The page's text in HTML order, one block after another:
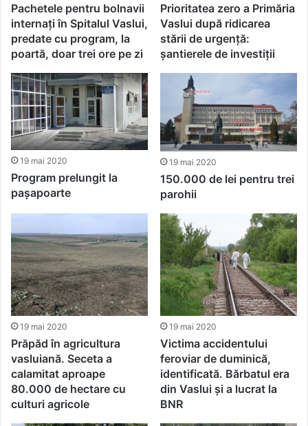
Pachetele pentru bolnavii
internați în Spitalul Vaslui,
predate cu program, la
poartă, doar trei ore pe zi
Prioritatea zero a Primăria
Vaslui după ridicarea
stării de urgență:
șantierele de investiții
19 mai 2020
Program prelungit la
pașapoarte
19 mai 2020
150.000 de lei pentru trei
parohii
19 mai 2020
Prăpăd în agricultura
vasluiană. Seceta a
calamitat aproape
80.000 de hectare cu
culturi agricole
19 mai 2020
Victima accidentului
feroviar de duminică,
identificată. Bărbatul era
din Vaslui și a lucrat la
BNR